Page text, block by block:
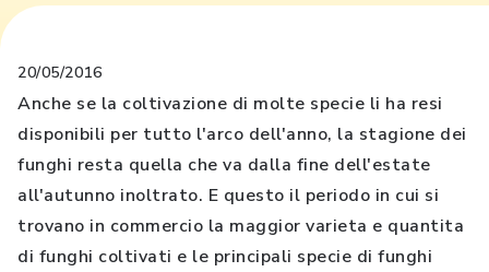
20/05/2016
Anche se la coltivazione di molte specie li ha resi
disponibili per tutto l'arco dell'anno, la stagione dei
funghi resta quella che va dalla fine dell'estate
all'autunno inoltrato. E questo il periodo in cui si
trovano in commercio la maggior varieta e quantita
di funghi coltivati e le principali specie di funghi